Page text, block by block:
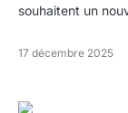
souhaitent un
17 décembre 2025